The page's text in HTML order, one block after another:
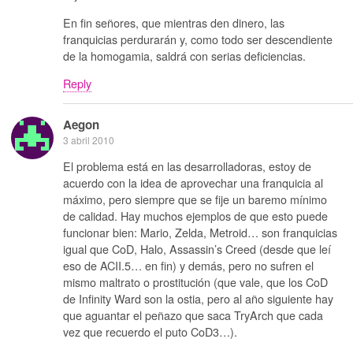
En fin señores, que mientras den dinero, las
franquicias perdurarán y, como todo ser descendiente
de la homogamia, saldrá con serias deficiencias.
Reply
Aegon
3 abril 2010
El problema está en las desarrolladoras, estoy de
acuerdo con la idea de aprovechar una franquicia al
máximo, pero siempre que se fije un baremo mínimo
de calidad. Hay muchos ejemplos de que esto puede
funcionar bien: Mario, Zelda, Metroid… son franquicias
igual que CoD, Halo, Assassin’s Creed (desde que leí
eso de ACII.5… en fin) y demás, pero no sufren el
mismo maltrato o prostitución (que vale, que los CoD
de Infinity Ward son la ostia, pero al año siguiente hay
que aguantar el peñazo que saca TryArch que cada
vez que recuerdo el puto CoD3…).